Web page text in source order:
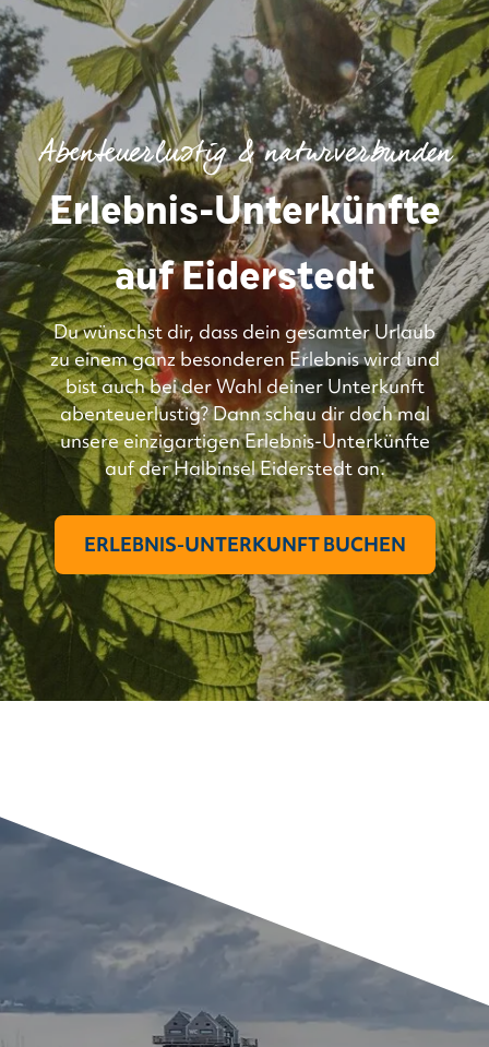
Abenteuerlustig & naturverbunden
Erlebnis-Unterkünfte
auf Eiderstedt
Du wünschst dir, dass dein gesamter Urlaub
zu einem ganz besonderen Erlebnis wird und
bist auch bei der Wahl deiner Unterkunft
abenteuerlustig? Dann schau dir doch mal
unsere einzigartigen Erlebnis-Unterkünfte
auf der Halbinsel Eiderstedt an.
ERLEBNIS-UNTERKUNFT BUCHEN